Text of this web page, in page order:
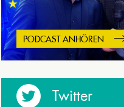
PODCAST ANHÖREN
Twitter